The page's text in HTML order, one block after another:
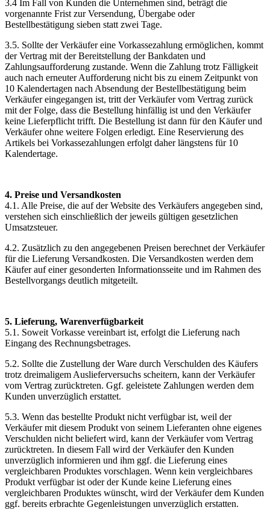
3.4 Im Fall von Kunden die Unternehmen sind, beträgt die
vorgenannte Frist zur Versendung, Übergabe oder
Bestellbestätigung sieben statt zwei Tage.
3.5. Sollte der Verkäufer eine Vorkassezahlung ermöglichen, kommt
der Vertrag mit der Bereitstellung der Bankdaten und
Zahlungsaufforderung zustande. Wenn die Zahlung trotz Fälligkeit
auch nach erneuter Aufforderung nicht bis zu einem Zeitpunkt von
10 Kalendertagen nach Absendung der Bestellbestätigung beim
Verkäufer eingegangen ist, tritt der Verkäufer vom Vertrag zurück
mit der Folge, dass die Bestellung hinfällig ist und den Verkäufer
keine Lieferpflicht trifft. Die Bestellung ist dann für den Käufer und
Verkäufer ohne weitere Folgen erledigt. Eine Reservierung des
Artikels bei Vorkassezahlungen erfolgt daher längstens für 10
Kalendertage.
4. Preise und Versandkosten
4.1. Alle Preise, die auf der Website des Verkäufers angegeben sind,
verstehen sich einschließlich der jeweils gültigen gesetzlichen
Umsatzsteuer.
4.2. Zusätzlich zu den angegebenen Preisen berechnet der Verkäufer
für die Lieferung Versandkosten. Die Versandkosten werden dem
Käufer auf einer gesonderten Informationsseite und im Rahmen des
Bestellvorgangs deutlich mitgeteilt.
5. Lieferung, Warenverfügbarkeit
5.1. Soweit Vorkasse vereinbart ist, erfolgt die Lieferung nach
Eingang des Rechnungsbetrages.
5.2. Sollte die Zustellung der Ware durch Verschulden des Käufers
trotz dreimaligem Auslieferversuchs scheitern, kann der Verkäufer
vom Vertrag zurücktreten. Ggf. geleistete Zahlungen werden dem
Kunden unverzüglich erstattet.
5.3. Wenn das bestellte Produkt nicht verfügbar ist, weil der
Verkäufer mit diesem Produkt von seinem Lieferanten ohne eigenes
Verschulden nicht beliefert wird, kann der Verkäufer vom Vertrag
zurücktreten. In diesem Fall wird der Verkäufer den Kunden
unverzüglich informieren und ihm ggf. die Lieferung eines
vergleichbaren Produktes vorschlagen. Wenn kein vergleichbares
Produkt verfügbar ist oder der Kunde keine Lieferung eines
vergleichbaren Produktes wünscht, wird der Verkäufer dem Kunden
ggf. bereits erbrachte Gegenleistungen unverzüglich erstatten.